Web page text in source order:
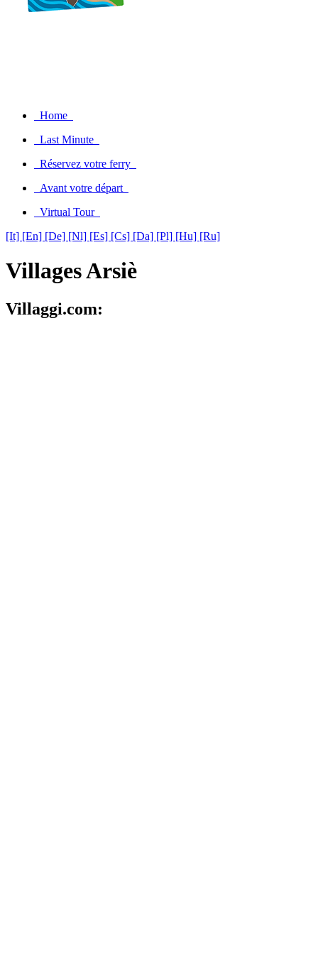
Home
Last Minute
Réservez votre ferry
Avant votre départ
Virtual Tour
[It] [En] [De] [Nl] [Es] [Cs] [Da] [Pl] [Hu] [Ru]
Villages Arsiè
Villaggi.com: